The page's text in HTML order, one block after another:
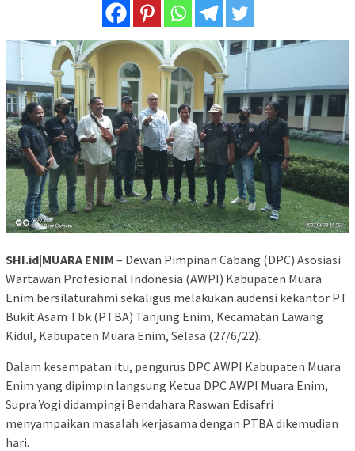
SHI.id|MUARA ENIM – Dewan Pimpinan Cabang (DPC) Asosiasi
Wartawan Profesional Indonesia (AWPI) Kabupaten Muara
Enim bersilaturahmi sekaligus melakukan audensi kekantor PT
Bukit Asam Tbk (PTBA) Tanjung Enim, Kecamatan Lawang
Kidul, Kabupaten Muara Enim, Selasa (27/6/22).
Dalam kesempatan itu, pengurus DPC AWPI Kabupaten Muara
Enim yang dipimpin langsung Ketua DPC AWPI Muara Enim,
Supra Yogi didampingi Bendahara Raswan Edisafri
menyampaikan masalah kerjasama dengan PTBA dikemudian
hari.